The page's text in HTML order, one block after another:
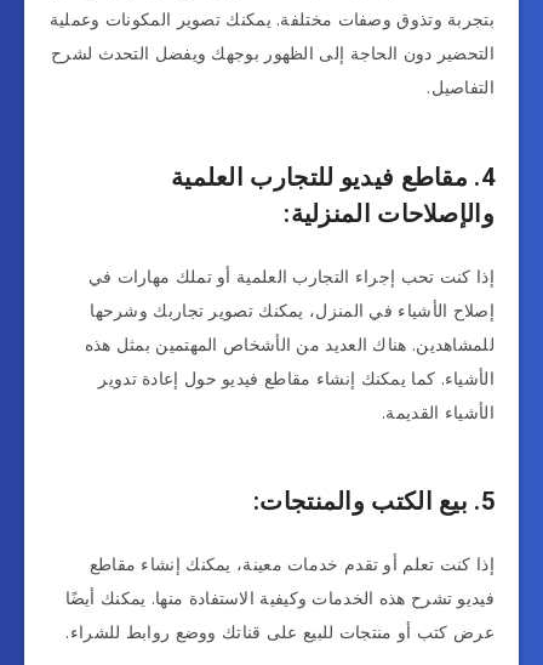
بتجربة وتذوق وصفات مختلفة. يمكنك تصوير المكونات وعملية
التحضير دون الحاجة إلى الظهور بوجهك ويفضل التحدث لشرح
التفاصيل.
4. مقاطع فيديو للتجارب العلمية
والإصلاحات المنزلية:
إذا كنت تحب إجراء التجارب العلمية أو تملك مهارات في
إصلاح الأشياء في المنزل، يمكنك تصوير تجاربك وشرحها
للمشاهدين. هناك العديد من الأشخاص المهتمين بمثل هذه
الأشياء. كما يمكنك إنشاء مقاطع فيديو حول إعادة تدوير
الأشياء القديمة.
5. بيع الكتب والمنتجات:
إذا كنت تعلم أو تقدم خدمات معينة، يمكنك إنشاء مقاطع
فيديو تشرح هذه الخدمات وكيفية الاستفادة منها. يمكنك أيضًا
عرض كتب أو منتجات للبيع على قناتك ووضع روابط للشراء.